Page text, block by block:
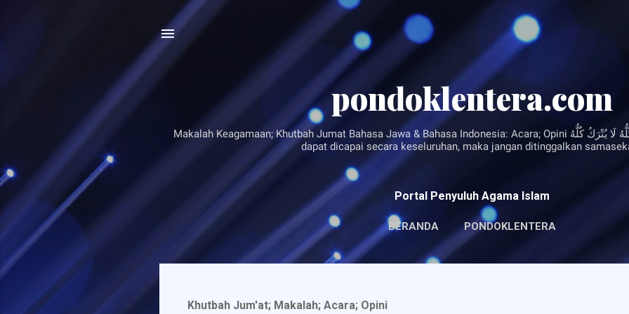
Langsung ke konten utama
pondoklentera.com
Makalah Keagamaan; Khutbah Jumat Bahasa Jawa & Bahasa Indonesia: Acara; Opini مَالَا يُدْرَكُ كُلُّهُ لَا يُتْرَكُ كُلُّهُ “Sesuatu yang tidak
dapat dicapai secara keseluruhan, maka jangan ditinggalkan
Portal Penyuluh Agama Islam
BERANDA PONDOKLENTERA
Khutbah Jum'at; Makalah; Acara; Opini